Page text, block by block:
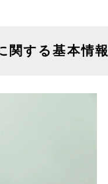
関する基本情報